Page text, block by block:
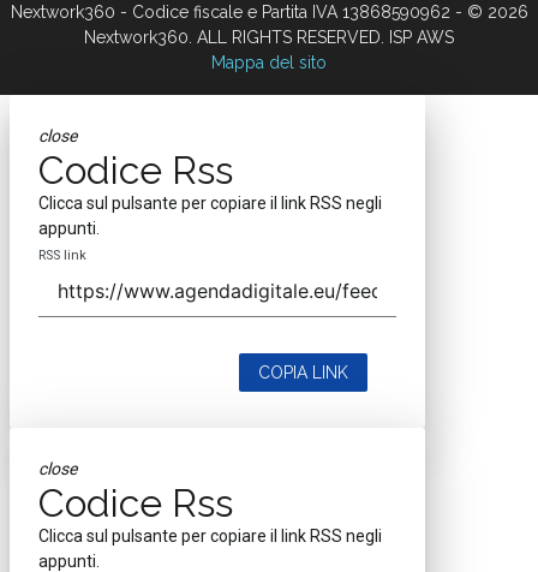
Nextwork360 - Codice fiscale e Partita IVA 13868590962 - © 2026
Nextwork360. ALL RIGHTS RESERVED. ISP AWS
Mappa del sito
close
Codice Rss
Clicca sul pulsante per copiare il link RSS negli
appunti.
RSS link
COPIA LINK
close
Codice Rss
Clicca sul pulsante per copiare il link RSS negli
appunti.